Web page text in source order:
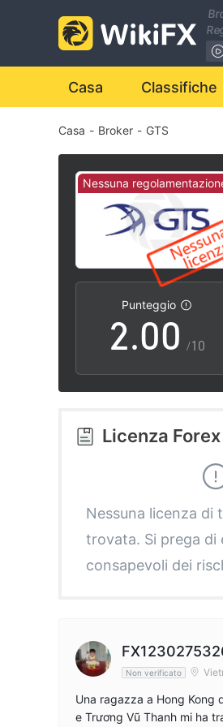
Casa Classifiche
Casa - Broker - GTS
Nessuna
Punteggio
0
1
2
3
4
6
7
9
.0
1
2
4
5
7
8
0
1
2
4
5
7
8
/10
Licenza Forex
Nessuna licenza di
trovata. Si prega di
consapevoli dei
Non verificato
Una ragazza a Hong Kong
e Trương Vũ Thanh mi ha